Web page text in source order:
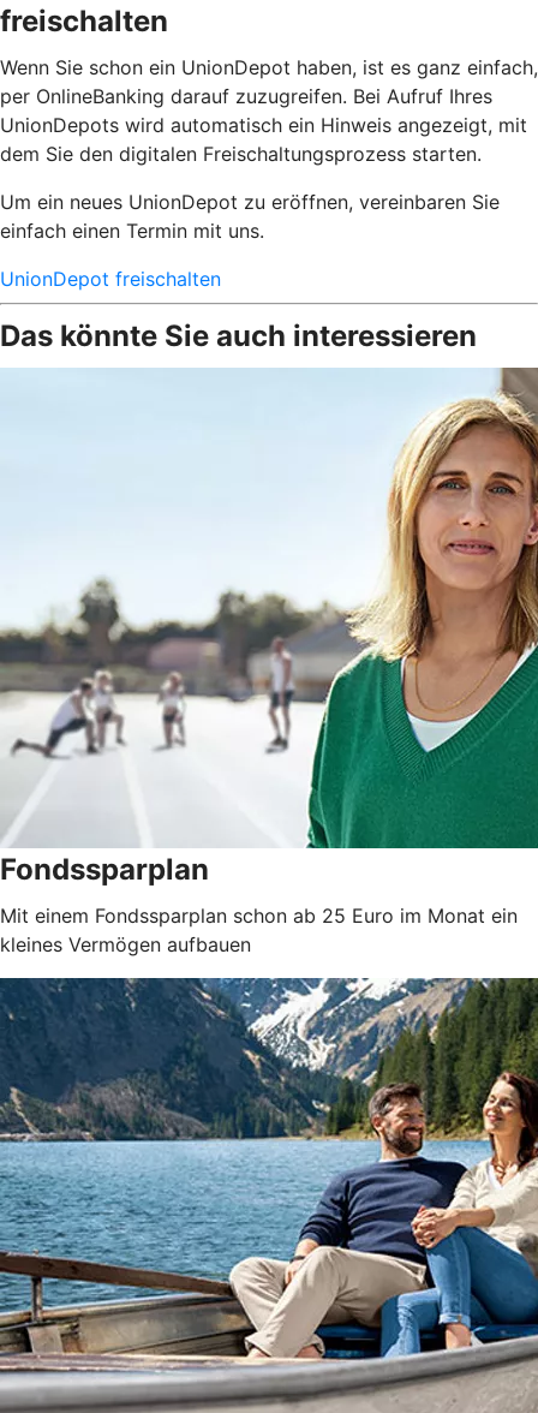
freischalten
Wenn Sie schon ein UnionDepot haben, ist es ganz einfach,
per OnlineBanking darauf zuzugreifen. Bei Aufruf Ihres
UnionDepots wird automatisch ein Hinweis angezeigt, mit
dem Sie den digitalen Freischaltungsprozess starten.
Um ein neues UnionDepot zu eröffnen, vereinbaren Sie
einfach einen Termin mit uns.
UnionDepot freischalten
Das könnte Sie auch interessieren
Fondssparplan
Mit einem Fondssparplan schon ab 25 Euro im Monat ein
kleines Vermögen aufbauen